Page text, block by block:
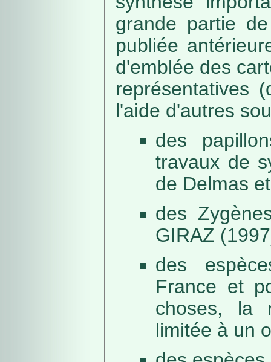
grande partie
publiée
d'emblée des
représentatives
l'aide d'autres
des
travaux de
de Delmas
des
GIRAZ
des
France et
choses, la
limitée à un